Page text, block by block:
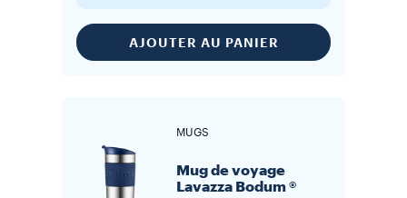
AJOUTER AU PANIER
MUGS
Mug de voyage
Lavazza Bodum ®